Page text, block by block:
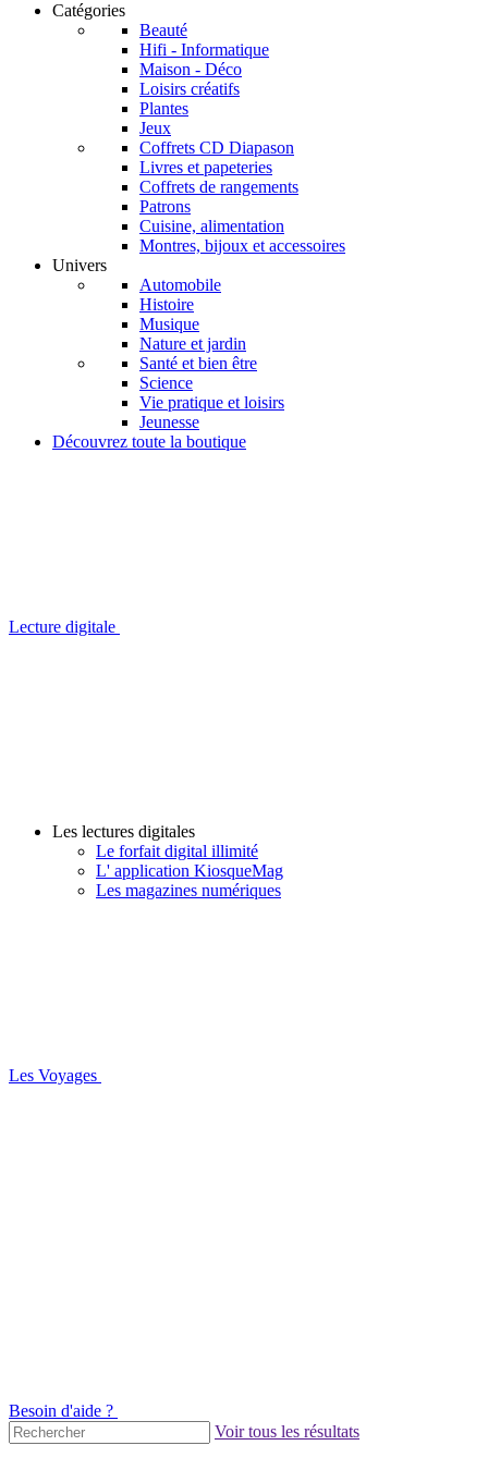
Catégories
Beauté
Hifi - Informatique
Maison - Déco
Loisirs créatifs
Plantes
Jeux
Coffrets CD Diapason
Livres et papeteries
Coffrets de rangements
Patrons
Cuisine, alimentation
Montres, bijoux et accessoires
Univers
Automobile
Histoire
Musique
Nature et jardin
Santé et bien être
Science
Vie pratique et loisirs
Jeunesse
Découvrez toute la boutique
Lecture digitale
Les lectures digitales
Le forfait digital illimité
L' application KiosqueMag
Les magazines numériques
Les Voyages
Besoin d'aide ?
Voir tous les résultats